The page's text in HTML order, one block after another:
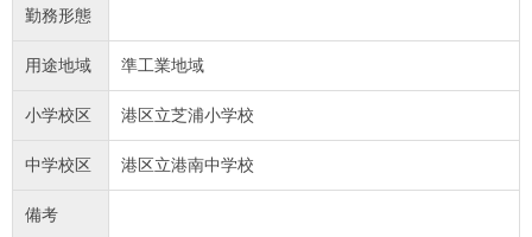
勤務形態
用途地域 準工業地域
小学校区 港区立芝浦小学校
中学校区 港区立港南中学校
備考